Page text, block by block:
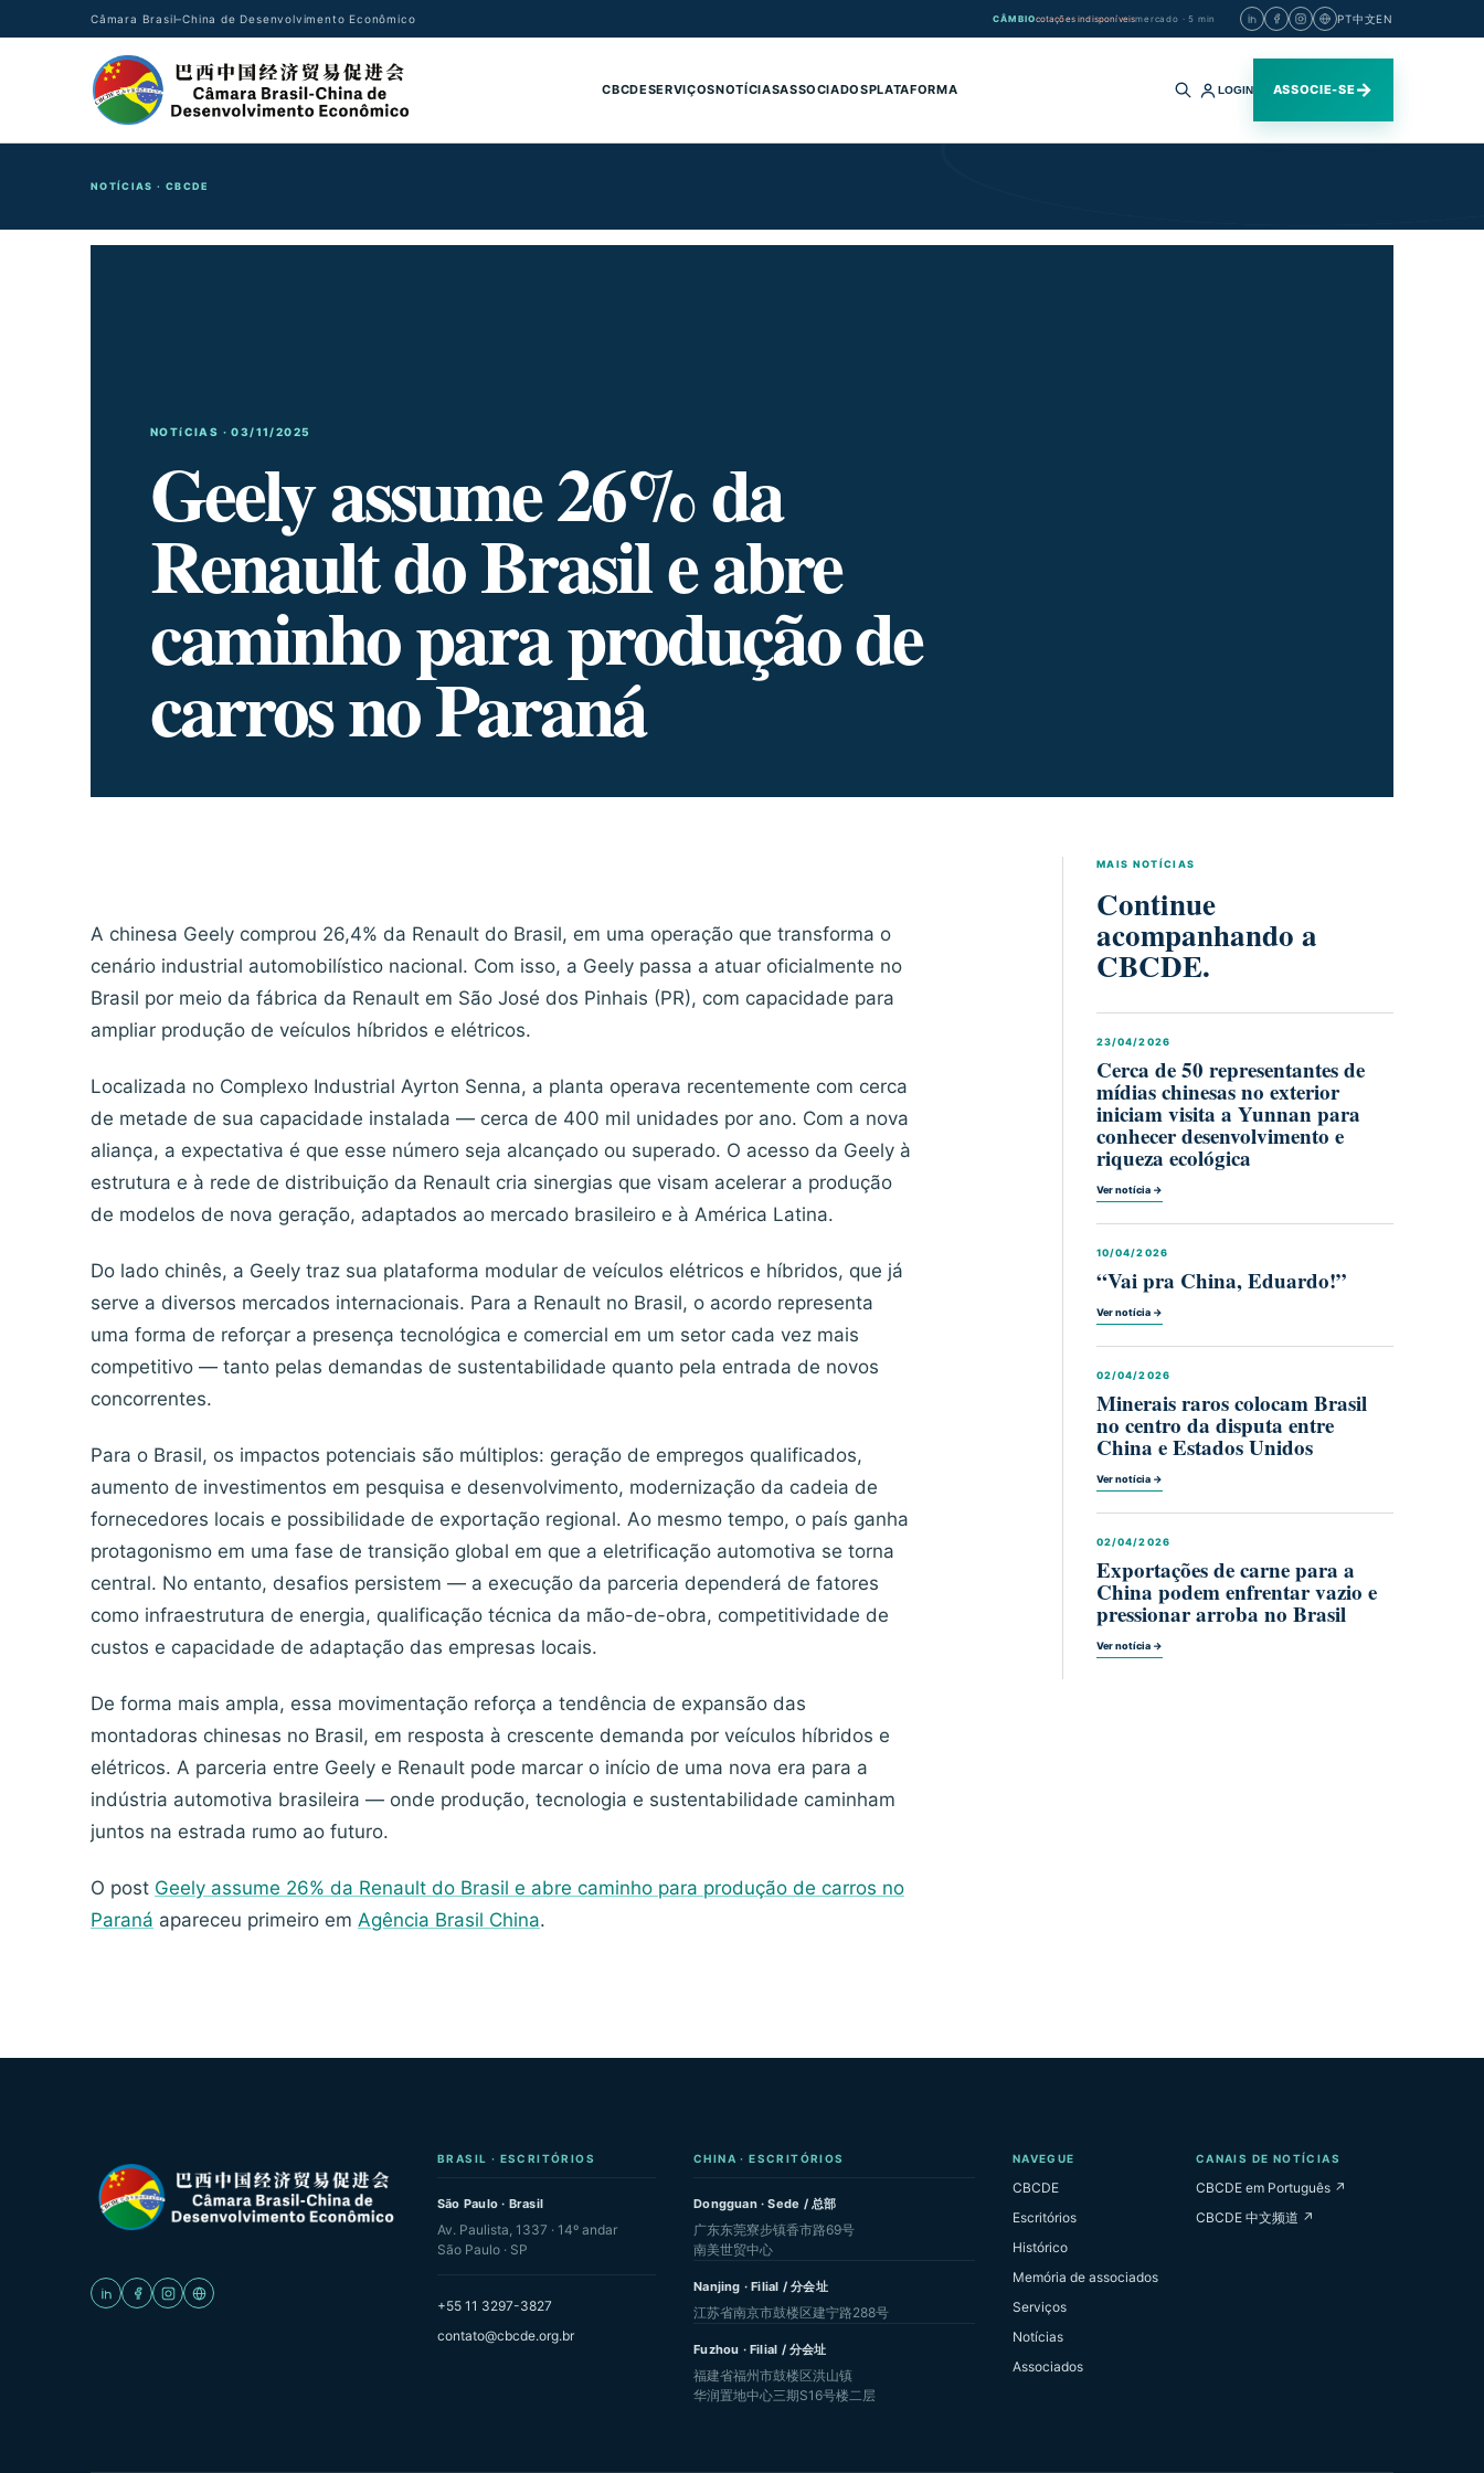
Câmara Brasil–China de Desenvolvimento Econômico CÂMBIOcotações indisponíveismercado · 5 min PT中文EN
CBCDESERVIÇOSNOTÍCIASASSOCIADOSPLATAFORMA
Buscar
site
LOGIN ASSOCIE-SE→
NOTÍCIAS · CBCDE
NOTíCIAS · 03/11/2025
Geely assume 26% da
Renault do Brasil e abre
caminho para produção de
carros no Paraná
A chinesa Geely comprou 26,4% da Renault do Brasil, em uma operação que transforma o
cenário industrial automobilístico nacional. Com isso, a Geely passa a atuar oficialmente no
Brasil por meio da fábrica da Renault em São José dos Pinhais (PR), com capacidade para
ampliar produção de veículos híbridos e elétricos.
Localizada no Complexo Industrial Ayrton Senna, a planta operava recentemente com cerca
de metade de sua capacidade instalada — cerca de 400 mil unidades por ano. Com a nova
aliança, a expectativa é que esse número seja alcançado ou superado. O acesso da Geely à
estrutura e à rede de distribuição da Renault cria sinergias que visam acelerar a produção
de modelos de nova geração, adaptados ao mercado brasileiro e à América Latina.
Do lado chinês, a Geely traz sua plataforma modular de veículos elétricos e híbridos, que já
serve a diversos mercados internacionais. Para a Renault no Brasil, o acordo representa
uma forma de reforçar a presença tecnológica e comercial em um setor cada vez mais
competitivo — tanto pelas demandas de sustentabilidade quanto pela entrada de novos
concorrentes.
Para o Brasil, os impactos potenciais são múltiplos: geração de empregos qualificados,
aumento de investimentos em pesquisa e desenvolvimento, modernização da cadeia de
fornecedores locais e possibilidade de exportação regional. Ao mesmo tempo, o país ganha
protagonismo em uma fase de transição global em que a eletrificação automotiva se torna
central. No entanto, desafios persistem — a execução da parceria dependerá de fatores
como infraestrutura de energia, qualificação técnica da mão-de-obra, competitividade de
custos e capacidade de adaptação das empresas locais.
De forma mais ampla, essa movimentação reforça a tendência de expansão das
montadoras chinesas no Brasil, em resposta à crescente demanda por veículos híbridos e
elétricos. A parceria entre Geely e Renault pode marcar o início de uma nova era para a
indústria automotiva brasileira — onde produção, tecnologia e sustentabilidade caminham
juntos na estrada rumo ao futuro.
O post Geely assume 26% da Renault do Brasil e abre caminho para produção de carros no
Paraná apareceu primeiro em Agência Brasil China.
MAIS NOTÍCIAS
Continue
acompanhando a
CBCDE.
23/04/2026
Cerca de 50 representantes de
mídias chinesas no exterior
iniciam visita a Yunnan para
conhecer desenvolvimento e
riqueza ecológica
Ver notícia →
10/04/2026
“Vai pra China, Eduardo!”
Ver notícia →
02/04/2026
Minerais raros colocam Brasil
no centro da disputa entre
China e Estados Unidos
Ver notícia →
02/04/2026
Exportações de carne para a
China podem enfrentar vazio e
pressionar arroba no Brasil
Ver notícia →
BRASIL · ESCRITÓRIOS
São Paulo · Brasil
Av. Paulista, 1337 · 14º andar
São Paulo · SP
+55 11 3297-3827
contato@cbcde.org.br
CHINA · ESCRITÓRIOS
Dongguan · Sede / 总部
广东东莞寮步镇香市路69号
南美世贸中心
Nanjing · Filial / 分会址
江苏省南京市鼓楼区建宁路288号
Fuzhou · Filial / 分会址
福建省福州市鼓楼区洪山镇
华润置地中心三期S16号楼二层
NAVEGUE
CBCDE
Escritórios
Histórico
Memória de associados
Serviços
Notícias
Associados
CANAIS DE NOTÍCIAS
CBCDE em Português ↗
CBCDE 中文频道 ↗